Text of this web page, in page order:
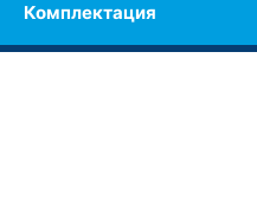
Комплектация